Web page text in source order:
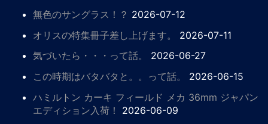
無色のサングラス！？ 2026-07-12
オリスの特集冊子差し上げます。
2026-07-11
気づいたら・・・って話。
2026-06-27
この時期はバタバタと。。って話。
2026-06-15
ハミルトン カーキ フィールド メカ 36mm ジャパン
エディション入荷！
2026-06-09